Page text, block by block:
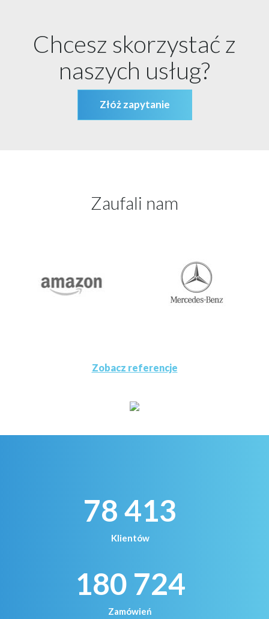
Chcesz skorzystać z
naszych usług?
Złóż zapytanie
Zaufali nam
Zobacz referencje
78 413
Klientów
180 724
Zamówień